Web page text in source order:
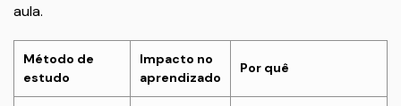
aula.
Método de
estudo
Impacto no
aprendizado
Por quê